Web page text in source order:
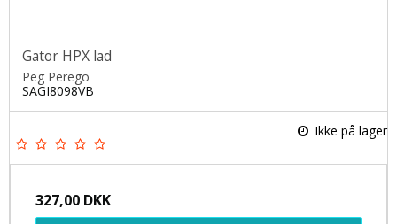
Gator HPX lad
Peg Perego
SAGI8098VB
Ikke på lager
327,00 DKK